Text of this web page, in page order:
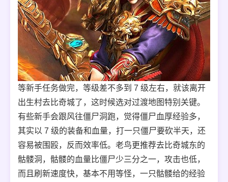
等新手任务做完，等级差不多到 7 级左右，就该离开
出生村去比奇城了，这时候选对过渡地图特别关键。
有些新手会跟风往僵尸洞跑，觉得僵尸血厚经验多，
其实以 7 级的装备和血量，打一只僵尸要砍半天，还
容易被围殴，反而效率低。老鸟更推荐去比奇城东的
骷髅洞，骷髅的血量比僵尸少三分之一，攻击也低，
而且刷新速度快，基本不用等怪，一只骷髅给的经验